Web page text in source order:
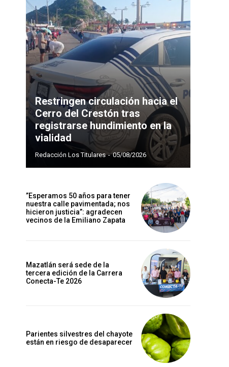
Restringen circulación hacia el
Cerro del Crestón tras
registrarse hundimiento en la
vialidad
Redacción Los Titulares - 05/08/2026
”Esperamos 50 años para tener
nuestra calle pavimentada; nos
hicieron justicia”: agradecen
vecinos de la Emiliano Zapata
Mazatlán será sede de la
tercera edición de la Carrera
Conecta-Te 2026
Parientes silvestres del chayote
están en riesgo de desaparecer